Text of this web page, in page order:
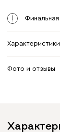
Финальная
Характеристики
Фото и отзывы